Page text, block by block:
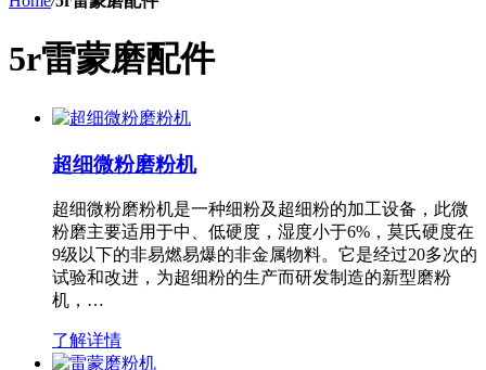
5r雷蒙磨配件
超细微粉磨粉机
超细微粉磨粉机是一种细粉及超细粉的加工设备，此微
粉磨主要适用于中、低硬度，湿度小于6%，莫氏硬度在
9级以下的非易燃易爆的非金属物料。它是经过20多次的
试验和改进，为超细粉的生产而研发制造的新型磨粉
机，…
了解详情